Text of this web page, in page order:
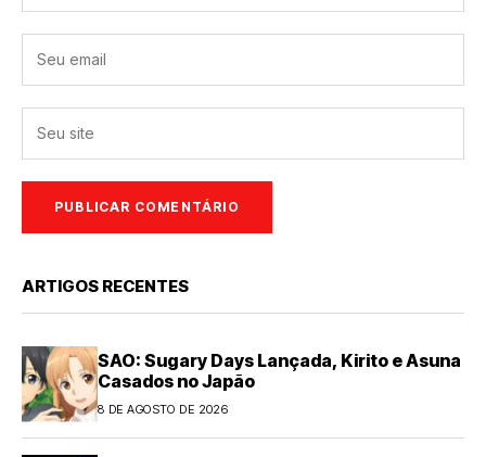
ARTIGOS RECENTES
SAO: Sugary Days Lançada, Kirito e Asuna
Casados no Japão
8 DE AGOSTO DE 2026